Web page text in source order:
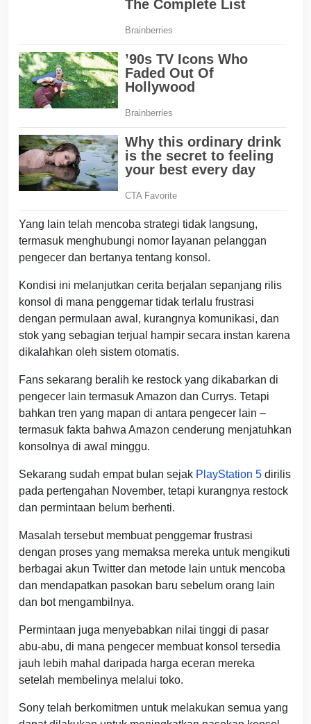
Yang lain telah mencoba strategi tidak langsung,
termasuk menghubungi nomor layanan pelanggan
pengecer dan bertanya tentang konsol.
Kondisi ini melanjutkan cerita berjalan sepanjang rilis
konsol di mana penggemar tidak terlalu frustrasi
dengan permulaan awal, kurangnya komunikasi, dan
stok yang sebagian terjual hampir secara instan karena
dikalahkan oleh sistem otomatis.
Fans sekarang beralih ke restock yang dikabarkan di
pengecer lain termasuk Amazon dan Currys. Tetapi
bahkan tren yang mapan di antara pengecer lain –
termasuk fakta bahwa Amazon cenderung menjatuhkan
konsolnya di awal minggu.
Sekarang sudah empat bulan sejak PlayStation 5 dirilis
pada pertengahan November, tetapi kurangnya restock
dan permintaan belum berhenti.
Masalah tersebut membuat penggemar frustrasi
dengan proses yang memaksa mereka untuk mengikuti
berbagai akun Twitter dan metode lain untuk mencoba
dan mendapatkan pasokan baru sebelum orang lain
dan bot mengambilnya.
Permintaan juga menyebabkan nilai tinggi di pasar
abu-abu, di mana pengecer membuat konsol tersedia
jauh lebih mahal daripada harga eceran mereka
setelah membelinya melalui toko.
Sony telah berkomitmen untuk melakukan semua yang